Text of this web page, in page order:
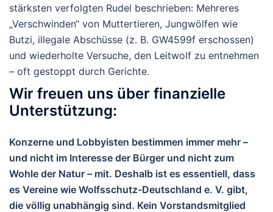
stärksten verfolgten Rudel beschrieben: Mehreres
„Verschwinden“ von Muttertieren, Jungwölfen wie
Butzi, illegale Abschüsse (z. B. GW4599f erschossen)
und wiederholte Versuche, den Leitwolf zu entnehmen
– oft gestoppt durch Gerichte.
Wir freuen uns über finanzielle
Unterstützung:
Konzerne und Lobbyisten bestimmen immer mehr –
und nicht im Interesse der Bürger und nicht zum
Wohle der Natur – mit. Deshalb ist es essentiell, dass
es Vereine wie Wolfsschutz-Deutschland e. V. gibt,
die völlig unabhängig sind. Kein Vorstandsmitglied